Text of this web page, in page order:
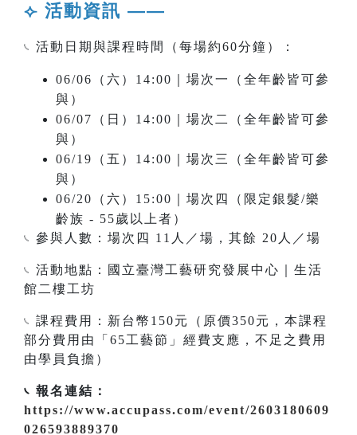
⟣ 活動資訊 ——
𓏹 活動日期與課程時間（每場約60分鐘）：
06/06（六）14:00｜場次一（全年齡皆可參
與）
06/07（日）14:00｜場次二（全年齡皆可參
與）
06/19（五）14:00｜場次三（全年齡皆可參
與）
06/20（六）15:00｜場次四（限定銀髮/樂
齡族 - 55歲以上者）
𓏹 參與人數：場次四 11人／場，其餘 20人／場
𓏹 活動地點：國立臺灣工藝研究發展中心｜生活
館二樓工坊
𓏹 課程費用：新台幣150元（原價350元，本課程
部分費用由「65工藝節」經費支應，不足之費用
由學員負擔）
𓏹 報名連結：
https://www.accupass.com/event/2603180609
026593889370